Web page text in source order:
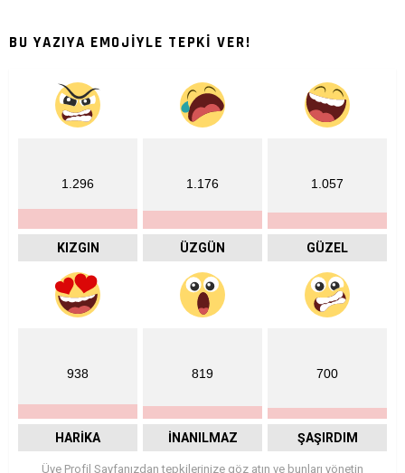
BU YAZIYA EMOJİYLE TEPKİ VER!
1.296
KIZGIN
1.176
ÜZGÜN
1.057
GÜZEL
938
HARIKA
819
İNANILMAZ
700
ŞAŞIRDIM
Üye Profil Sayfanızdan tepkilerinize göz atın ve bunları yönetin